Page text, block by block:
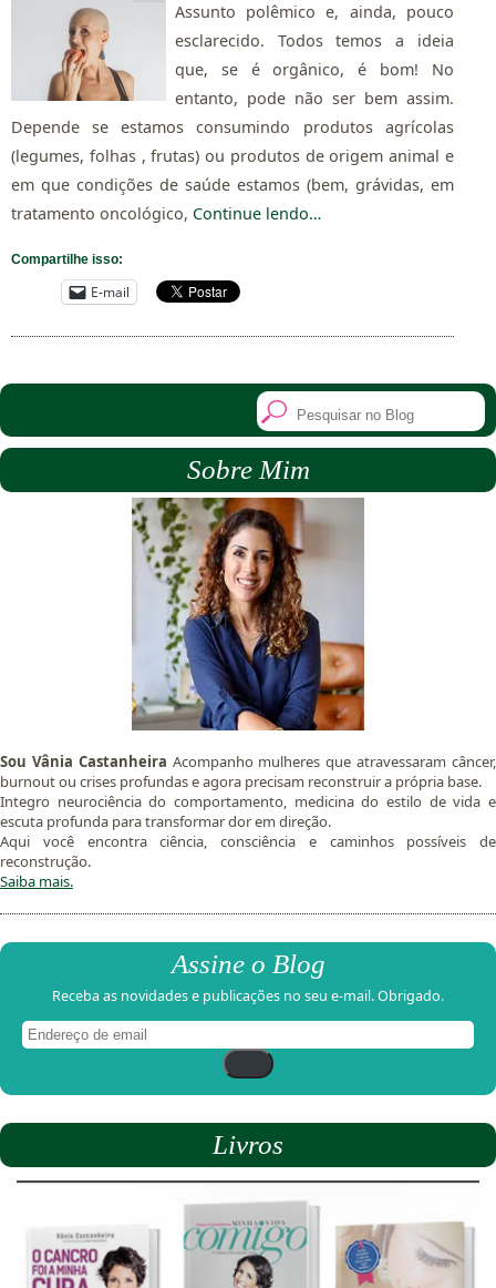
Assunto polêmico e, ainda, pouco
esclarecido. Todos temos a ideia
que, se é orgânico, é bom! No
entanto, pode não ser bem assim.
Depende se estamos consumindo produtos agrícolas
(legumes, folhas , frutas) ou produtos de origem animal e
em que condições de saúde estamos (bem, grávidas, em
tratamento oncológico, Continue lendo…
Compartilhe isso:
E-mail
Sobre Mim
Sou Vânia Castanheira Acompanho mulheres que atravessaram câncer,
burnout ou crises profundas e agora precisam reconstruir a própria base.
Integro neurociência do comportamento, medicina do estilo de vida e
escuta profunda para transformar dor em direção.
Aqui você encontra ciência, consciência e caminhos possíveis de
reconstrução.
Saiba mais.
Assine o Blog
Receba as novidades e publicações no seu e-mail. Obrigado.
de
email
Livros